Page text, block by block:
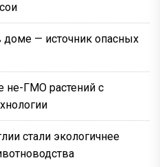
доме — источник опасных
не-ГМО растений с
стали экологичнее